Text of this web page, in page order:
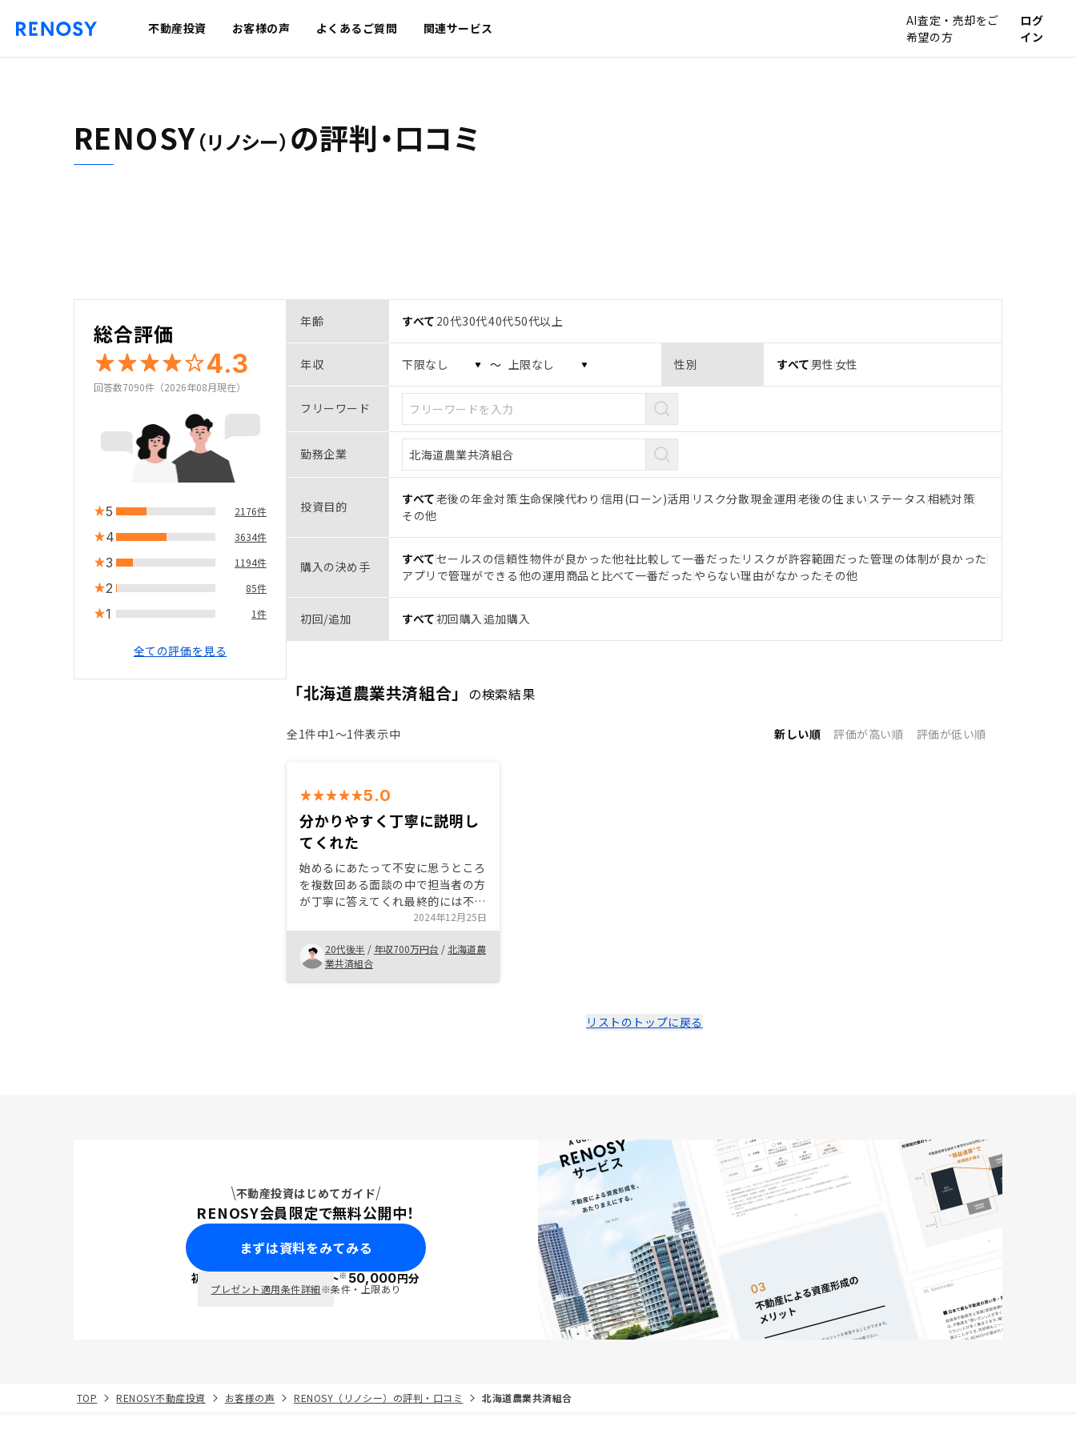
不動産投資 お客様の声 よくあるご質問 関連サービス
AI査定・売却をご
希望の方
ログ
イン
RENOSY（リノシー） の評判・口コミ
総合評価
4.3
回答数7090件（2026年08月現在）
5 2176件
4 3634件
3 1194件
2 85件
1 1件
全ての評価を見る
年齢 すべて 20代30代40代50代以上
年収 〜 性別 すべて 男性 女性
フリーワード
勤務企業
投資目的 すべて老後の年金対策生命保険代わり 信用(ローン)活用 リスク分散現金運用老後の住まい ステータス相続対策
その他
購入の決め手 すべてセールスの信頼性物件が良かった他社比較して一番だった リスクが許容範囲だった管理の体制が良かった
アプリで管理ができる 他の運用商品と比べて一番だった やらない理由がなかったその他
初回/追加 すべて初回購入 追加購入
「北海道農業共済組合」 の検索結果
全1件中1〜1件表示中 新しい順 評価が高い順 評価が低い順
5.0
分かりやすく丁寧に説明し
てくれた
始めるにあたって不安に思うところ
を複数回ある面談の中で担当者の方
が丁寧に答えてくれ最終的には不安
な部分がなく始めることが出来た。
最初は始める気はあまりなかったが
面談を行っていく中で不動産投資を
やってみたいと思うようになった。
あまりメールを普段見ないので初め
2024年12月25日
20代後半 / 年収700万円台 / 北海道農
業共済組合
リストのトップに戻る
不動産投資はじめてガイド
RENOSY会員限定で無料公開中！
まずは資料をみてみる
初回面談で ポイント※50,000円分
プレゼント適用条件詳細※条件・上限あり
TOP RENOSY不動産投資 お客様の声 RENOSY（リノシー）の評判・口コミ 北海道農業共済組合